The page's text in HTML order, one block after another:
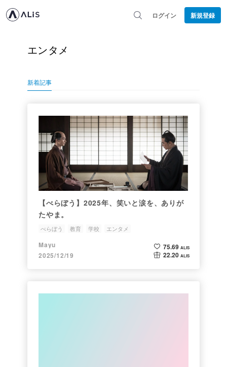
ログイン 新規登録
エンタメ
新着記事
【べらぼう】2025年、笑いと涙を、ありが
たやま。
べらぼう 教育 学校 エンタメ
Mayu
2025/12/19
75.69 ALIS
22.20 ALIS